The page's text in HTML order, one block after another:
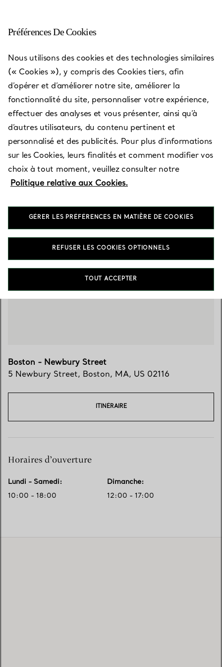
Boston - Newbury Street
Ouvert aujourd’hui jusqu’à 18:00
PRENEZ RENDEZ-VOUS
Services disponibles
(617) 217-5778
Trouver votre boutique
Boston - Newbury Street
5 Newbury Street, Boston, MA, US 02116
ITINÉRAIRE
Horaires d’ouverture
Lundi - Samedi:
10:00 - 18:00
Dimanche:
12:00 - 17:00
Préférences De Cookies
Nous utilisons des cookies et des technologies similaires
(« Cookies »), y compris des Cookies tiers, afin
d’opérer et d’améliorer notre site, améliorer la
fonctionnalité du site, personnaliser votre expérience,
effectuer des analyses et vous présenter, ainsi qu’à
d’autres utilisateurs, du contenu pertinent et
personnalisé et des publicités. Pour plus d’informations
sur les Cookies, leurs finalités et comment modifier vos
choix à tout moment, veuillez consulter notre
Politique relative aux Cookies.
GÉRER LES PRÉFÉRENCES EN MATIÈRE DE COOKIES
REFUSER LES COOKIES OPTIONNELS
TOUT ACCEPTER